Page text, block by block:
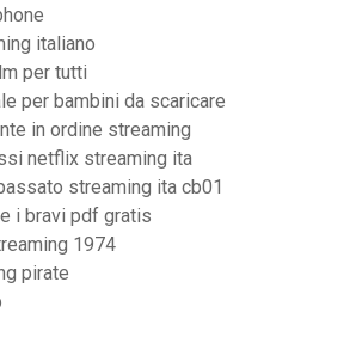
italiano
per tutti
per bambini da scaricare
in ordine streaming
netflix streaming ita
streaming ita cb01
i bravi pdf gratis
1974
pirate